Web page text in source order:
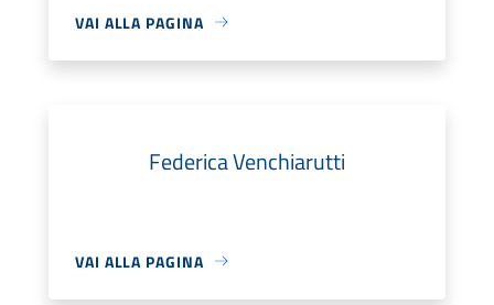
VAI ALLA PAGINA
Federica Venchiarutti
VAI ALLA PAGINA